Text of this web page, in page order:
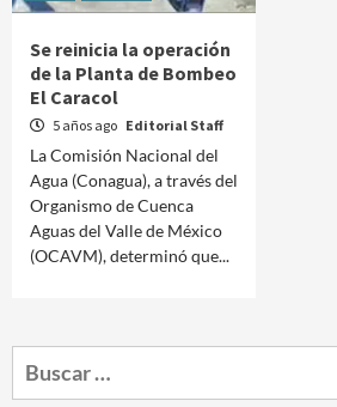
Se reinicia la operación
de la Planta de Bombeo
El Caracol
5 años ago Editorial Staff
La Comisión Nacional del
Agua (Conagua), a través del
Organismo de Cuenca
Aguas del Valle de México
(OCAVM), determinó que...
Buscar: